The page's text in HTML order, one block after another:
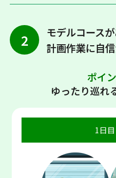
2
モデルコース
計画作業に自
ポイ
ゆったり巡れ
1日目